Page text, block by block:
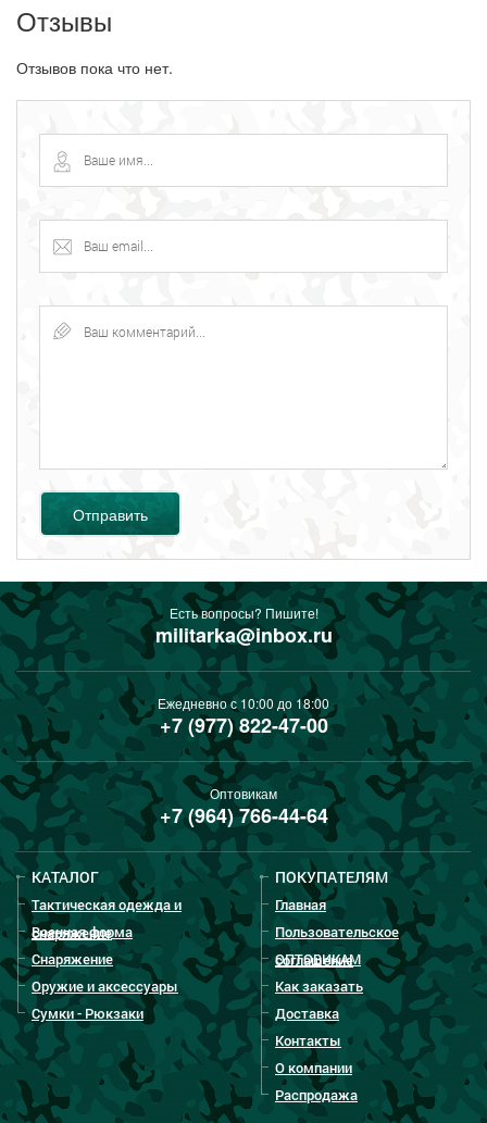
Отзывы
Отзывов пока что нет.
Отправить
Есть вопросы? Пишите!
militarka@inbox.ru
Ежедневно с 10:00 до 18:00
+7 (977) 822-47-00
Оптовикам
+7 (964) 766-44-64
КАТАЛОГ
Тактическая одежда и
снаряжение
Военная форма
Снаряжение
Оружие и аксессуары
Сумки - Рюкзаки
ПОКУПАТЕЛЯМ
Главная
Пользовательское
соглашение
ОПТОВИКАМ
Как заказать
Доставка
Контакты
О компании
Распродажа